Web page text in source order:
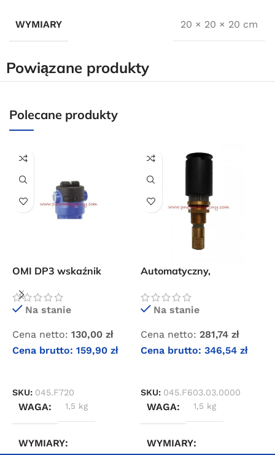
WYMIARY 20 × 20 × 20 cm
Powiązane produkty
Polecane produkty
OMI DP3 wskaźnik
filtrującego
Na stanie
Cena netto: 130,00 zł
Cena brutto: 159,90 zł
SKU: 045.F720
WAGA 1,5 kg
WYMIARY
Automatyczny,
kondensatu do filtrów
OMI AM 10
Na stanie
Cena netto: 281,74 zł
Cena brutto: 346,54 zł
SKU: 045.F603.03.0000
WAGA 1,5 kg
WYMIARY
internetowym o wartości minimum 80,00 zł brutto.
Powered by Convert Plus